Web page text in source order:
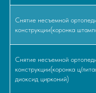
Снятие несъемной
конструкции(коронка
Снятие несъемной
конструкции(коронка ц/
диоксид цирконий)